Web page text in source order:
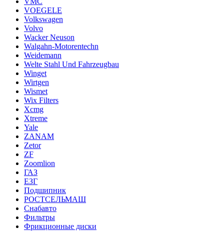
VOEGELE
Volkswagen
Volvo
Wacker Neuson
Walgahn-Motorentechn
Weidemann
Welte Stahl Und Fahrzeugbau
Winget
Wirtgen
Wismet
Wix Filters
Xcmg
Xtreme
Yale
ZANAM
Zetor
ZF
Zoomlion
ГАЗ
ЕЗГ
Подшипник
РОСТСЕЛЬМАШ
Снабавто
Фильтры
Фрикционные диски